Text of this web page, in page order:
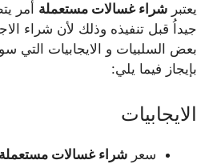
يعتبر شراء غسالات مستعملة أمر
جيداُ قبل تنفيذه وذلك لأن شراء
بعض السلبيات و الايجابيات التي
بإيجاز فيما يلي:
الايجابيات
سعر شراء غسالات